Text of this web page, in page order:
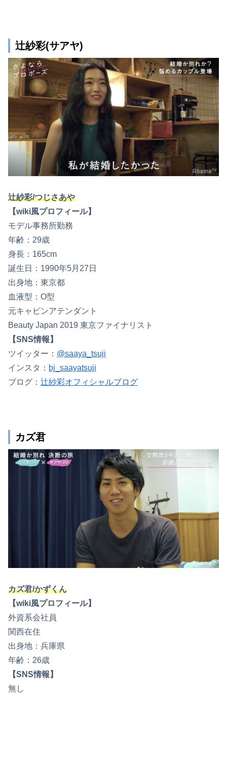
辻紗彩(サアヤ)
辻紗彩/つじさあや
【wiki風プロフィール】
モデル事務所勤務
年齢：29歳
身長：165cm
誕生日：1990年5月27日
出身地：東京都
血液型：O型
元キャビンアテンダント
Beauty Japan 2019 東京ファイナリスト
【SNS情報】
ツイッター： @saaya_tsuji
インスタ： bj_saayatsuji
ブログ： 辻紗彩オフィシャルブログ
カズ君
カズ君/かずくん
【wiki風プロフィール】
外資系会社員
関西在住
出身地：兵庫県
年齢：26歳
【SNS情報】
無し